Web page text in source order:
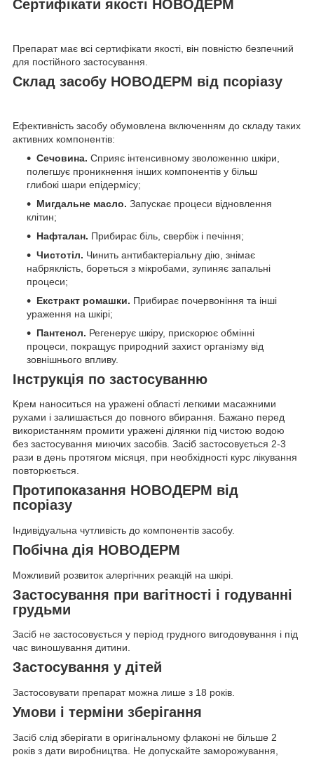
Сертифікати якості НОВОДЕРМ
Препарат має всі сертифікати якості, він повністю безпечний
для постійного застосування.
Склад засобу НОВОДЕРМ від псоріазу
Ефективність засобу обумовлена включенням до складу таких
активних компонентів:
Сечовина. Сприяє інтенсивному зволоженню шкіри,
полегшує проникнення інших компонентів у більш
глибокі шари епідермісу;
Мигдальне масло. Запускає процеси відновлення
клітин;
Нафталан. Прибирає біль, свербіж і печіння;
Чистотіл. Чинить антибактеріальну дію, знімає
набряклість, бореться з мікробами, зупиняє запальні
процеси;
Екстракт ромашки. Прибирає почервоніння та інші
ураження на шкірі;
Пантенол. Регенерує шкіру, прискорює обмінні
процеси, покращує природний захист організму від
зовнішнього впливу.
Інструкція по застосуванню
Крем наноситься на уражені області легкими масажними
рухами і залишається до повного вбирання. Бажано перед
використанням промити уражені ділянки під чистою водою
без застосування миючих засобів. Засіб застосовується 2-3
рази в день протягом місяця, при необхідності курс лікування
повторюється.
Протипоказання НОВОДЕРМ від
псоріазу
Індивідуальна чутливість до компонентів засобу.
Побічна дія НОВОДЕРМ
Можливий розвиток алергічних реакцій на шкірі.
Застосування при вагітності і годуванні
грудьми
Засіб не застосовується у період грудного вигодовування і під
час виношування дитини.
Застосування у дітей
Застосовувати препарат можна лише з 18 років.
Умови і терміни зберігання
Засіб слід зберігати в оригінальному флаконі не більше 2
років з дати виробництва. Не допускайте заморожування,